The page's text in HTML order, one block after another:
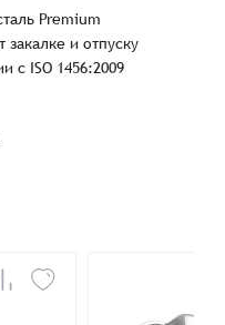
Premium
и отпуску
с ISO 1456:2009